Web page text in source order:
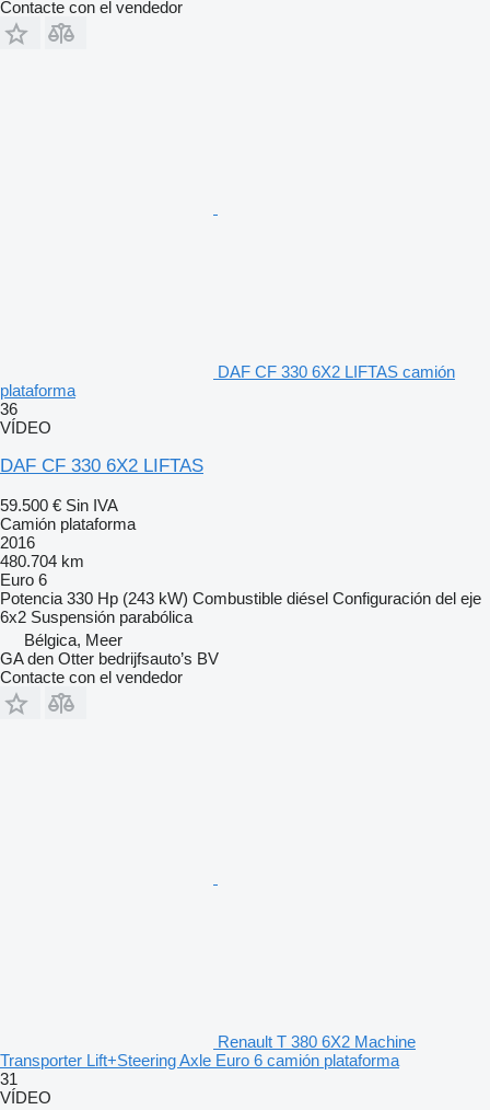
Contacte con el vendedor
DAF CF 330 6X2 LIFTAS camión
plataforma
36
VÍDEO
DAF CF 330 6X2 LIFTAS
59.500 € Sin IVA
Camión plataforma
2016
480.704 km
Euro 6
Potencia 330 Hp (243 kW) Combustible diésel Configuración del eje
6x2 Suspensión parabólica
Bélgica, Meer
GA den Otter bedrijfsauto’s BV
Contacte con el vendedor
Renault T 380 6X2 Machine
Transporter Lift+Steering Axle Euro 6 camión plataforma
31
VÍDEO